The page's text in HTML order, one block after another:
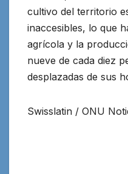
cultivo del territorio
inaccesibles, lo que
agrícola y la
nueve de cada diez
desplazadas de sus
Swisslatin / ONU